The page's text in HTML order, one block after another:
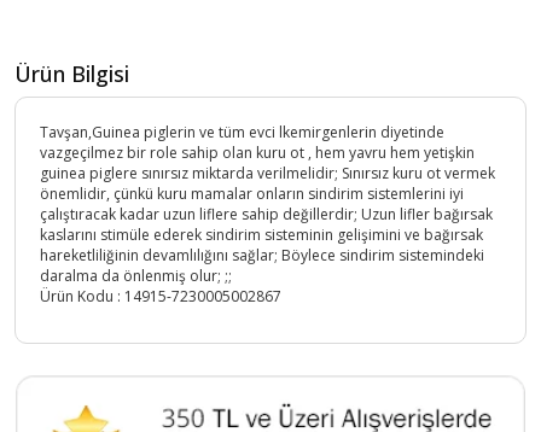
Ürün Bilgisi
Tavşan,Guinea piglerin ve tüm evci lkemirgenlerin diyetinde
vazgeçilmez bir role sahip olan kuru ot , hem yavru hem yetişkin
guinea piglere sınırsız miktarda verilmelidir; Sınırsız kuru ot vermek
önemlidir, çünkü kuru mamalar onların sindirim sistemlerini iyi
çalıştıracak kadar uzun liflere sahip değillerdir; Uzun lifler bağırsak
kaslarını stimüle ederek sindirim sisteminin gelişimini ve bağırsak
hareketliliğinin devamlılığını sağlar; Böylece sindirim sistemindeki
daralma da önlenmiş olur; ;;
Ürün Kodu : 14915-7230005002867